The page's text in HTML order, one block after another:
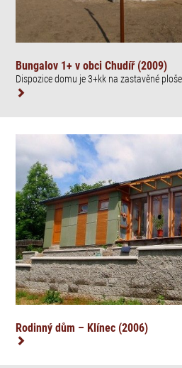
Bungalov 1+ v obci Chudíř (2009)
Dispozice domu je 3+kk na zastavěné
Rodinný dům – Klínec (2006)